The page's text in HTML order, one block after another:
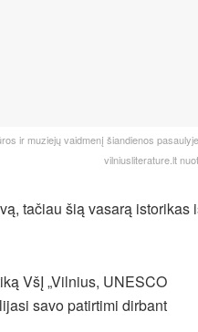
ir muziejų vaidmenį šiandienos
vilniusliterature.lt
tačiau šią vasarą istorikas
VšĮ „Vilnius, UNESCO
savo patirtimi dirbant